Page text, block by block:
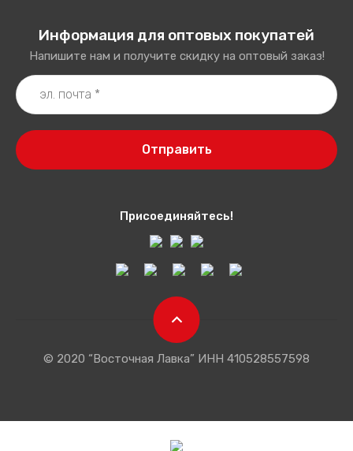
Присоединяйтесь!
Информация для оптовых покупатей
Напишите нам и получите скидку на оптовый заказ!
Отправить
© 2020 “Восточная Лавка” ИНН 410528557598